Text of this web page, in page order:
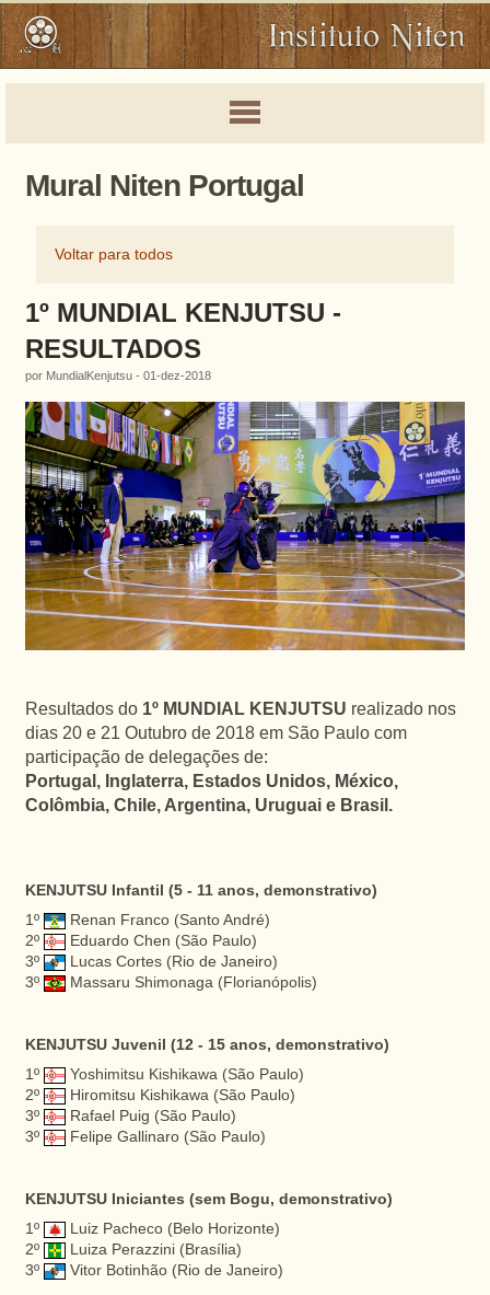
Mural Niten Portugal
Voltar para todos
1º MUNDIAL KENJUTSU -
RESULTADOS
por MundialKenjutsu - 01-dez-2018
Resultados do 1º MUNDIAL KENJUTSU realizado nos
dias 20 e 21 Outubro de 2018 em São Paulo com
participação de delegações de:
Portugal, Inglaterra, Estados Unidos, México,
Colômbia, Chile, Argentina, Uruguai e Brasil.
KENJUTSU Infantil (5 - 11 anos, demonstrativo)
1º
Renan Franco (Santo André)
2º
Eduardo Chen (São Paulo)
3º
Lucas Cortes (Rio de Janeiro)
3º
Massaru Shimonaga (Florianópolis)
KENJUTSU Juvenil (12 - 15 anos, demonstrativo)
1º
Yoshimitsu Kishikawa (São Paulo)
2º
Hiromitsu Kishikawa (São Paulo)
3º
Rafael Puig (São Paulo)
3º
Felipe Gallinaro (São Paulo)
KENJUTSU Iniciantes (sem Bogu, demonstrativo)
1º
Luiz Pacheco (Belo Horizonte)
2º
Luiza Perazzini (Brasília)
3º
Vitor Botinhão (Rio de Janeiro)